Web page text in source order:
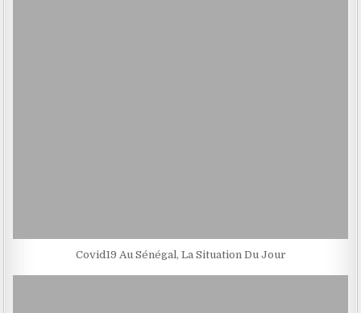
Covid19 Au Sénégal, La Situation Du Jour